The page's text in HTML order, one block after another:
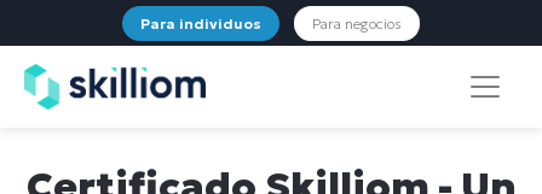
Para individuos Para negocios